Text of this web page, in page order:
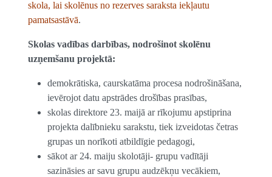
skola, lai skolēnus no rezerves saraksta iekļautu
pamatsastāvā.
Skolas vadības darbības, nodrošinot skolēnu
uzņemšanu projektā:
demokrātiska, caurskatāma procesa nodrošināšana,
ievērojot datu apstrādes drošības prasības,
skolas direktore 23. maijā ar rīkojumu apstiprina
projekta dalībnieku sarakstu, tiek izveidotas četras
grupas un norīkoti atbildīgie pedagogi,
sākot ar 24. maiju skolotāji- grupu vadītāji
sazināsies ar savu grupu audzēkņu vecākiem,